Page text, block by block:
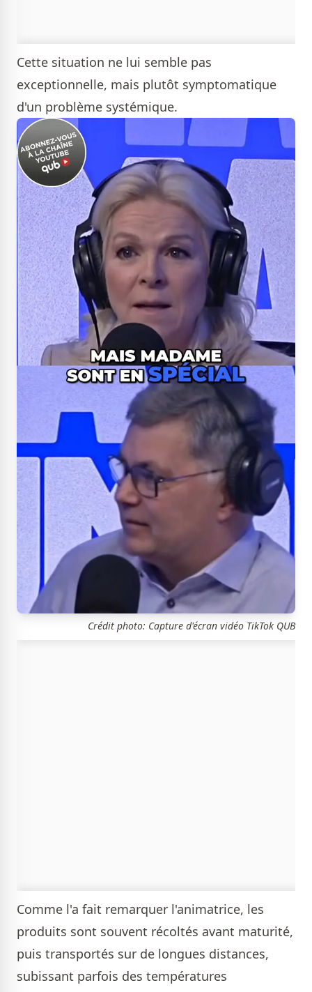
Cette situation ne lui semble pas
exceptionnelle, mais plutôt symptomatique
d'un problème systémique.
Crédit photo: Capture d'écran vidéo TikTok QUB
Comme l'a fait remarquer l'animatrice, les
produits sont souvent récoltés avant maturité,
puis transportés sur de longues distances,
subissant parfois des températures